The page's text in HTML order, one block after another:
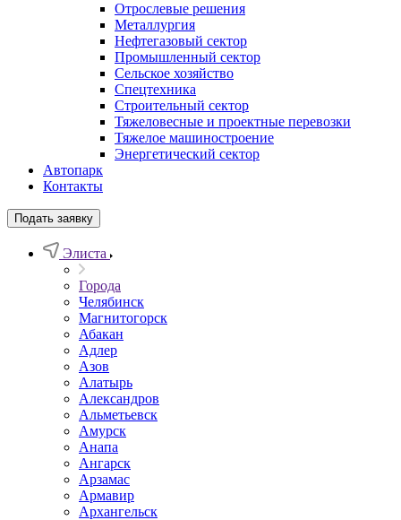
Отрослевые решения
Металлургия
Нефтегазовый сектор
Промышленный сектор
Сельское хозяйство
Спецтехника
Строительный сектор
Тяжеловесные и проектные перевозки
Тяжелое машиностроение
Энергетический сектор
Автопарк
Контакты
Подать заявку
Элиста
Города
Челябинск
Магнитогорск
Абакан
Адлер
Азов
Алатырь
Александров
Альметьевск
Амурск
Анапа
Ангарск
Арзамас
Армавир
Архангельск